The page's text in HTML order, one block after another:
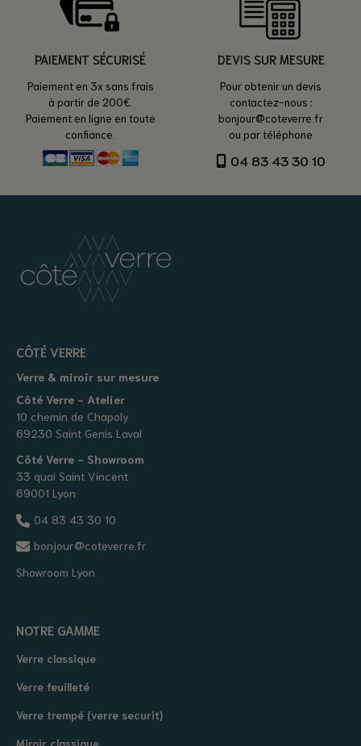
PAIEMENT SÉCURISÉ
Paiement en 3x sans frais
à partir de 200€.
Paiement en ligne en toute
confiance.
DEVIS SUR MESURE
Pour obtenir un devis
contactez-nous :
bonjour@coteverre.fr
ou par téléphone
04 83 43 30 10
CÔTÉ VERRE
Verre & miroir sur mesure
Côté Verre - Atelier
10 chemin de Chapoly
69230 Saint Genis Laval
Côté Verre - Showroom
33 quai Saint Vincent
69001 Lyon
04 83 43 30 10
bonjour@coteverre.fr
Showroom Lyon
NOTRE GAMME
Verre classique
Verre feuilleté
Verre trempé (verre securit)
Miroir classique